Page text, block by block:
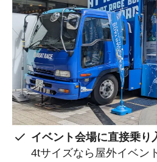
イベント会場に直接乗り
4tサイズなら屋外イベン